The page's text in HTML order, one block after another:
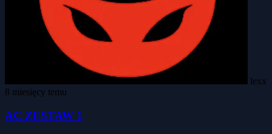
lexx
8 miesięcy temu
AC ZESTAW 1